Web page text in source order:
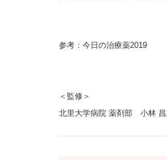
参考：今日の治療薬2019
＜監修＞
北里大学病院 薬剤部 小林 昌